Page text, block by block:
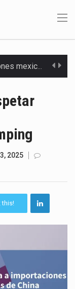
La industria automotriz mexicana concentra más de la mitad de las quejas bajo el Mecanismo…
La inversión fija bruta en México registró un aumento de 1.1% interanual en mayo de…
2025
this!